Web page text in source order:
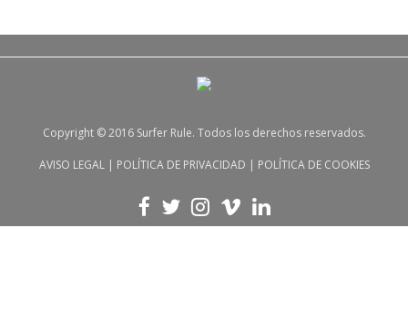
Copyright © 2016 Surfer Rule. Todos los derechos reservados.
AVISO LEGAL| POLÍTICA DE PRIVACIDAD | POLÍTICA DE COOKIES